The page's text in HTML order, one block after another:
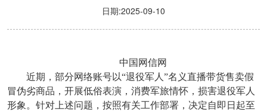
日期:2025-09-10
中国网信网
近期，部分网络账号以“退役军人”名义直播带货售卖假
冒伪劣商品，开展低俗表演，消费军旅情怀，损害退役军人
形象。针对上述问题，按照有关工作部署，决定自即日起至